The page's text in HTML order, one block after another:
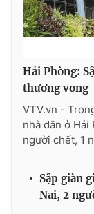
THỜI BÁO VTV
Theo dõi báo trên
Cơ quan chủ
Cơ quan báo chí:
Hải Phòng:
thương vong
VTV.vn -
nhà dân ở Hải
người chết, 1
Sập giàn
Nai, 2